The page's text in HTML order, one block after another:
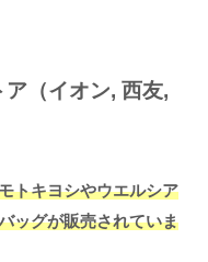
（イオン, 西友,
トキヨシやウエルシア
ッグが販売されていま